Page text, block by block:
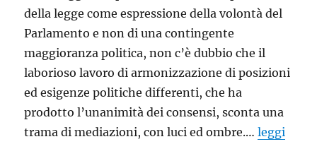
della legge come espressione della volontà del
Parlamento e non di una contingente
maggioranza politica, non c’è dubbio che il
laborioso lavoro di armonizzazione di posizioni
ed esigenze politiche differenti, che ha
prodotto l’unanimità dei consensi, sconta una
trama di mediazioni, con luci ed ombre.…leggi